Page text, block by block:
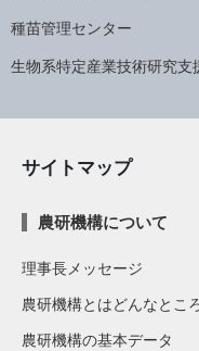
種苗管理センター
生物系特定産業技術研究支
サイトマップ
農研機構について
理事長メッセージ
農研機構とはどんなとこ
農研機構の基本データ